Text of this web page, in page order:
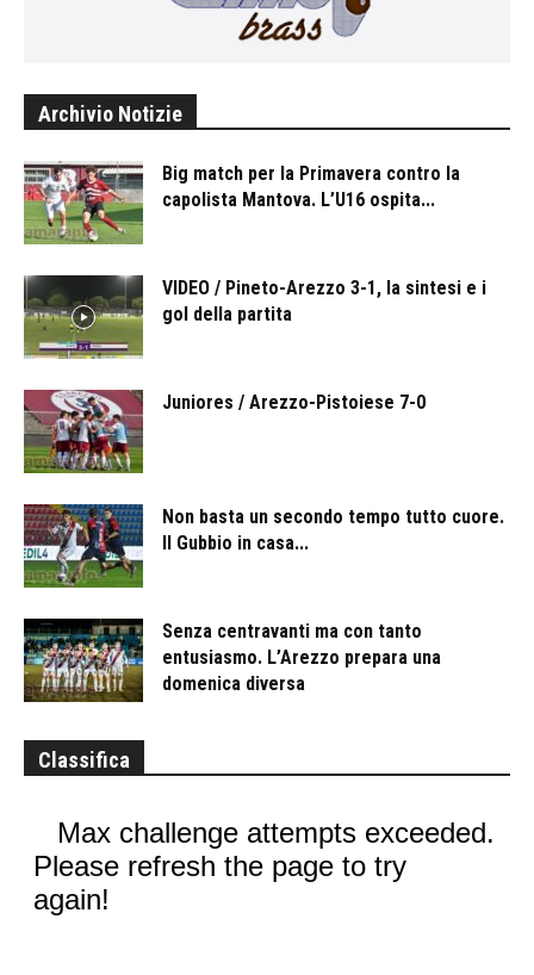
Archivio Notizie
Big match per la Primavera contro la
capolista Mantova. L’U16 ospita...
VIDEO / Pineto-Arezzo 3-1, la sintesi e i
gol della partita
Juniores / Arezzo-Pistoiese 7-0
Non basta un secondo tempo tutto cuore.
Il Gubbio in casa...
Senza centravanti ma con tanto
entusiasmo. L’Arezzo prepara una
domenica diversa
Classifica